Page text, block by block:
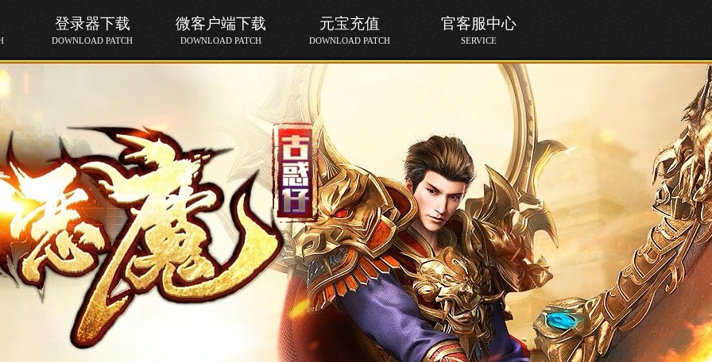
登录器下载
DOWNLOAD PATCH
微客户端下载
DOWNLOAD PATCH
元宝充值
DOWNLOAD PATCH
官客服中心
SERVICE